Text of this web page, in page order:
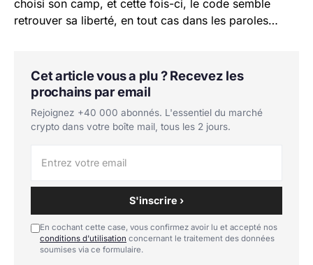
choisi son camp, et cette fois-ci, le code semble
retrouver sa liberté, en tout cas dans les paroles…
Cet article vous a plu ? Recevez les
prochains par email
Rejoignez +40 000 abonnés. L'essentiel du marché
crypto dans votre boîte mail, tous les 2 jours.
S'inscrire ›
En cochant cette case, vous confirmez avoir lu et accepté nos
conditions d'utilisation concernant le traitement des données
soumises via ce formulaire.